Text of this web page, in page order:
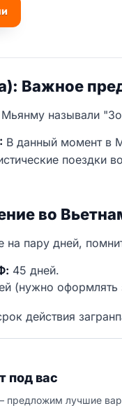
Важное
называли
В данный момент в
во
на пару дней,
45 дней.
(нужно оформлять
действия
под вас
предложим лучшие